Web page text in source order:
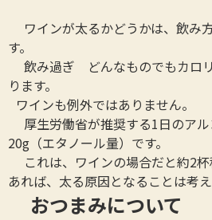
ワインが太るかどうかは、飲み
す。
飲み過ぎ どんなものでもカロ
ります。
ワインも例外ではありません。
厚生労働省が推奨する1日のア
20g（エタノール量）です。
これは、ワインの場合だと約2
あれば、太る原因となることは考
おつまみについて